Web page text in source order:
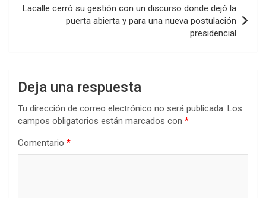
k
p
Lacalle cerró su gestión con un discurso donde dejó la
puerta abierta y para una nueva postulación
presidencial
Deja una respuesta
Tu dirección de correo electrónico no será publicada. Los
campos obligatorios están marcados con *
Comentario *